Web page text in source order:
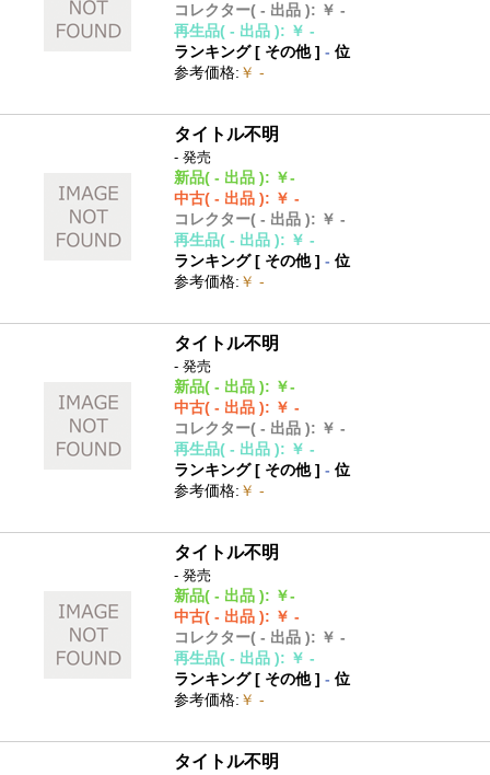
コレクター( - 出品 ): ￥ -
再生品( - 出品 ): ￥ -
ランキング [ その他]- 位
参考価格: ￥ -
タイトル不明
- 発売
新品( - 出品 ): ￥-
中古( - 出品 ): ￥ -
コレクター( - 出品 ): ￥ -
再生品( - 出品 ): ￥ -
ランキング [ その他]- 位
参考価格: ￥ -
タイトル不明
- 発売
新品( - 出品 ): ￥-
中古( - 出品 ): ￥ -
コレクター( - 出品 ): ￥ -
再生品( - 出品 ): ￥ -
ランキング [ その他]- 位
参考価格: ￥ -
タイトル不明
- 発売
新品( - 出品 ): ￥-
中古( - 出品 ): ￥ -
コレクター( - 出品 ): ￥ -
再生品( - 出品 ): ￥ -
ランキング [ その他]- 位
参考価格: ￥ -
タイトル不明